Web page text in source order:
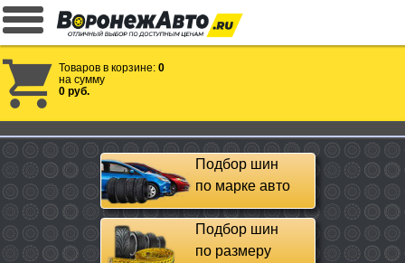
Товаров в корзине: 0
на сумму
0 руб.
Подбор шин
по марке авто
Подбор шин
по размеру